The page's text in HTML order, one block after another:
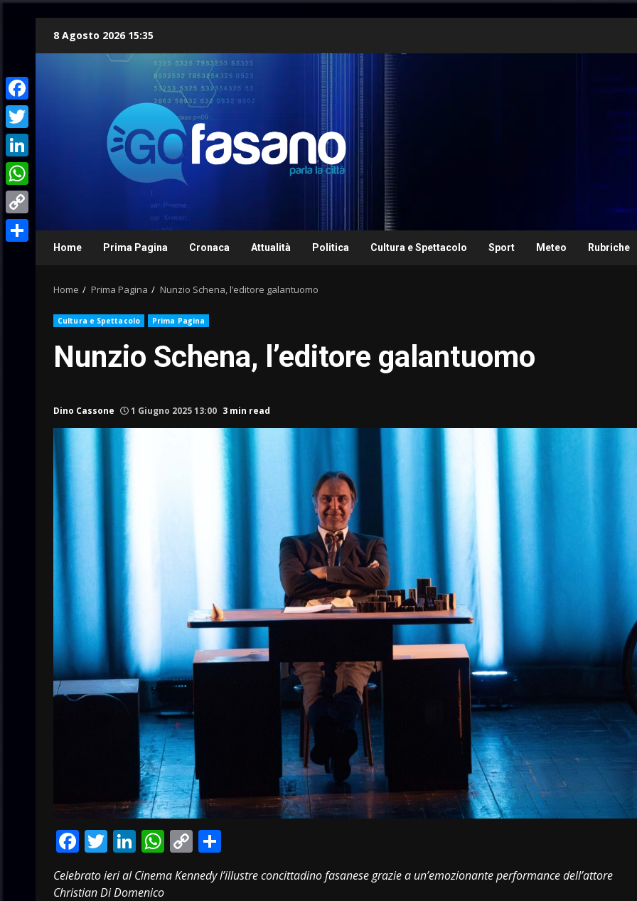
8 Agosto 2026 15:35
Home Prima Pagina Cronaca Attualità Politica Cultura e Spettacolo Sport Meteo Rubriche
Home Prima Pagina Nunzio Schena, l’editore galantuomo
Cultura e Spettacolo Prima Pagina
Nunzio Schena, l’editore galantuomo
Dino Cassone 1 Giugno 2025 13:00 3 min read
Facebook
Twitter
LinkedIn
WhatsApp
Copy
Link
Celebrato ieri al Cinema Kennedy l’illustre concittadino fasanese grazie a un’emozionante performance dell’attore
Christian Di Domenico
Facebook
Twitter
LinkedIn
WhatsApp
Copy